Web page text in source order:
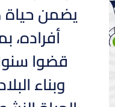
يضمن حياة
أفراده،
قضوا
وبناء